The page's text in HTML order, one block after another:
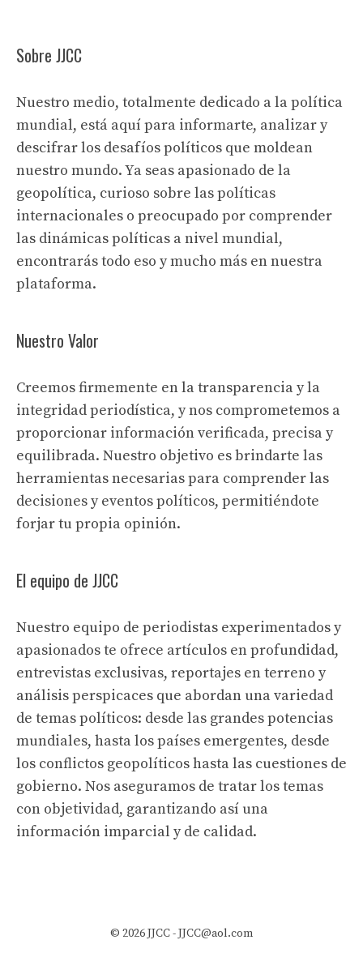
Sobre JJCC
Nuestro medio, totalmente dedicado a la política
mundial, está aquí para informarte, analizar y
descifrar los desafíos políticos que moldean
nuestro mundo. Ya seas apasionado de la
geopolítica, curioso sobre las políticas
internacionales o preocupado por comprender
las dinámicas políticas a nivel mundial,
encontrarás todo eso y mucho más en nuestra
plataforma.
Nuestro Valor
Creemos firmemente en la transparencia y la
integridad periodística, y nos comprometemos a
proporcionar información verificada, precisa y
equilibrada. Nuestro objetivo es brindarte las
herramientas necesarias para comprender las
decisiones y eventos políticos, permitiéndote
forjar tu propia opinión.
El equipo de JJCC
Nuestro equipo de periodistas experimentados y
apasionados te ofrece artículos en profundidad,
entrevistas exclusivas, reportajes en terreno y
análisis perspicaces que abordan una variedad
de temas políticos: desde las grandes potencias
mundiales, hasta los países emergentes, desde
los conflictos geopolíticos hasta las cuestiones de
gobierno. Nos aseguramos de tratar los temas
con objetividad, garantizando así una
información imparcial y de calidad.
© 2026 JJCC -JJCC@aol.com